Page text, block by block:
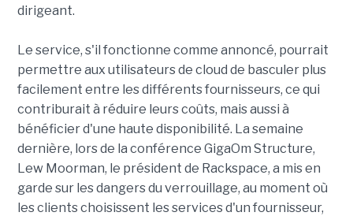
dirigeant.
Le service, s'il fonctionne comme annoncé, pourrait
permettre aux utilisateurs de cloud de basculer plus
facilement entre les différents fournisseurs, ce qui
contriburait à réduire leurs coûts, mais aussi à
bénéficier d'une haute disponibilité. La semaine
dernière, lors de la conférence GigaOm Structure,
Lew Moorman, le président de Rackspace, a mis en
garde sur les dangers du verrouillage, au moment où
les clients choisissent les services d'un fournisseur,